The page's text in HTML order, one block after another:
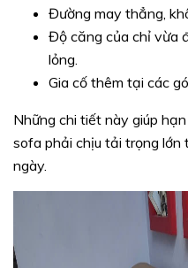
Đường may thẳng,
Độ căng của chỉ vừa
lỏng.
Gia cố thêm tại các
Những chi tiết này giúp
sofa phải chịu tải trọng lớn
ngày.